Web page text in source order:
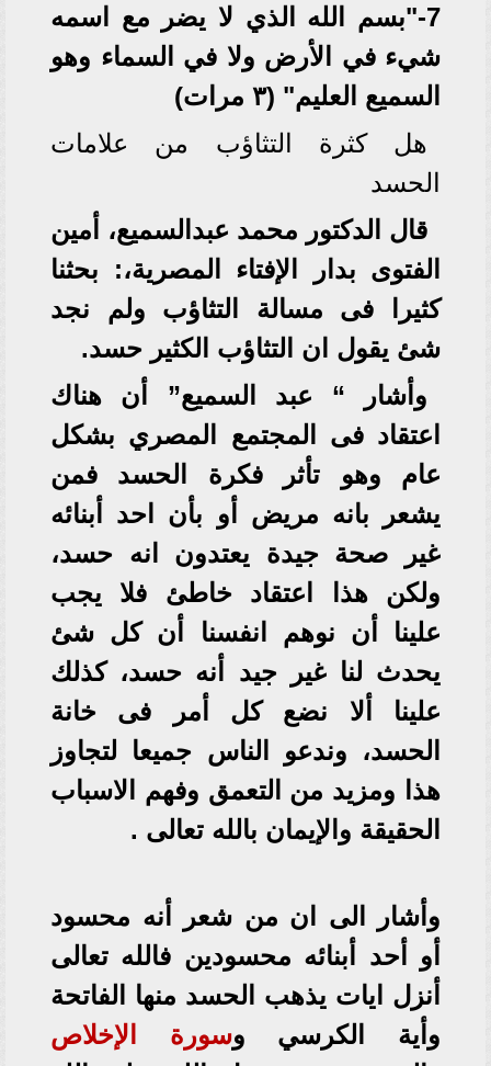
7-"بسم الله الذي لا يضر مع اسمه
شيء في الأرض ولا في السماء وهو
السميع العليم" (٣ مرات)
هل كثرة التثاؤب من علامات
الحسد
قال الدكتور محمد عبدالسميع، أمين
الفتوى بدار الإفتاء المصرية،: بحثنا
كثيرا فى مسالة التثاؤب ولم نجد
شئ يقول ان التثاؤب الكثير حسد.
وأشار “ عبد السميع” أن هناك
اعتقاد فى المجتمع المصري بشكل
عام وهو تأثر فكرة الحسد فمن
يشعر بانه مريض أو بأن احد أبنائه
غير صحة جيدة يعتدون انه حسد،
ولكن هذا اعتقاد خاطئ فلا يجب
علينا أن نوهم انفسنا أن كل شئ
يحدث لنا غير جيد أنه حسد، كذلك
علينا ألا نضع كل أمر فى خانة
الحسد، وندعو الناس جميعا لتجاوز
هذا ومزيد من التعمق وفهم الاسباب
الحقيقة والإيمان بالله تعالى .
وأشار الى ان من شعر أنه محسود
أو أحد أبنائه محسودين فالله تعالى
أنزل ايات يذهب الحسد منها الفاتحة
وأية الكرسي وسورة الإخلاص